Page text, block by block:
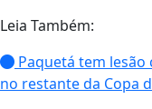
Leia Também:
Paquetá tem
no restante da Copa